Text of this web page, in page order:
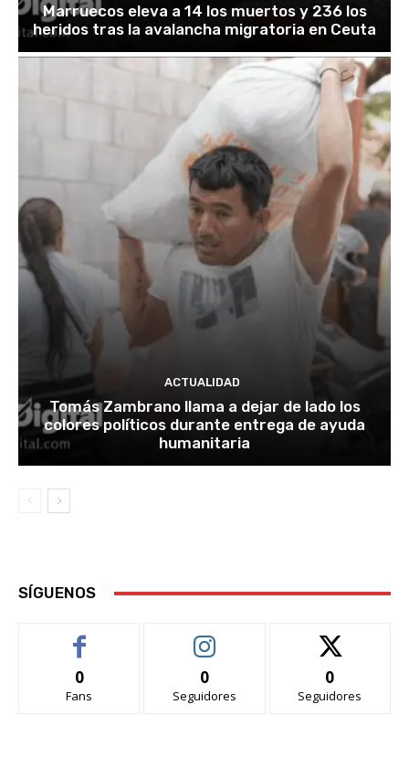
Marruecos eleva a 14 los muertos y 236 los
heridos tras la avalancha migratoria en Ceuta
ACTUALIDAD
Tomás Zambrano llama a dejar de lado los
colores políticos durante entrega de ayuda
humanitaria
SÍGUENOS
0
Fans
0
Seguidores
0
Seguidores